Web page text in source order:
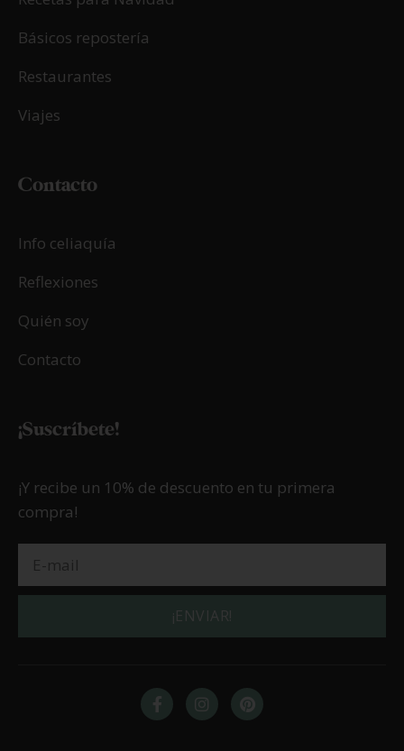
Básicos repostería
Restaurantes
Viajes
Contacto
Info celiaquía
Reflexiones
Quién soy
Contacto
¡Suscríbete!
¡Y recibe un 10% de descuento en tu primera
compra!
¡ENVIAR!